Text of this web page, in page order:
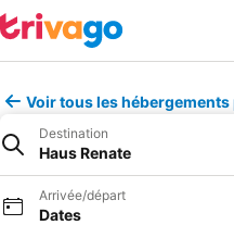
Voir tous les
Destination
Haus Renate
Arrivée/départ
Dates